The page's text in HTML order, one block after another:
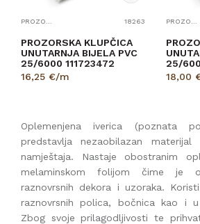
18263
PROZORSKA KLUPČICA
UNUTARNJA BIJELA PVC
25/6000 111723472
16,25 €/m
25/
18,00
Oplemenjena iverica (poznata
predstavlja nezaobilazan
namještaja. Nastaje obostranim
melaminskom folijom čime je
raznovrsnih dekora i uzoraka.
raznovrsnih polica, bočnica kao i
Zbog svoje prilagodljivosti te